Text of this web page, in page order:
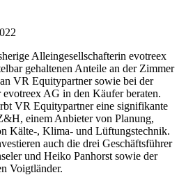
Alleingesellschafterin evotreex
gehaltenen Anteile an der Zimmer
VR Equitypartner sowie bei der
AG in den Käufer beraten.
VR Equitypartner eine signifikante
einem Anbieter von Planung,
Kälte-, Klima- und Lüftungstechnik.
auch die drei Geschäftsführer
und Heiko Panhorst sowie der
Voigtländer.